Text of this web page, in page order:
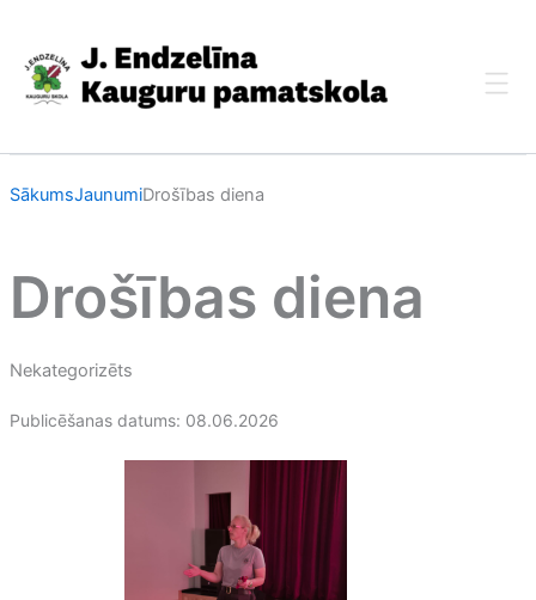
content
SākumsJaunumiDrošības diena
Drošības diena
Nekategorizēts
Publicēšanas datums: 08.06.2026